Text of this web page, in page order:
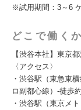
※試用期間：3～6
どこで働くか
【渋谷本社】東京
〈アクセス〉
・渋谷駅（東急東
ロ副都心線）-徒歩
・渋谷駅（東京メ